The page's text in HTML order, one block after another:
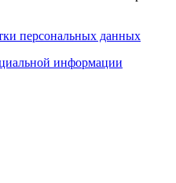
персональных данных
информации